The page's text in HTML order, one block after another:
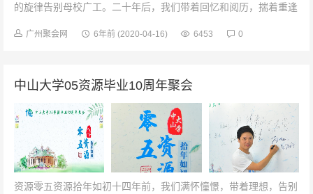
的旋律告别母校广工。二十年后，我们带着回忆和阅历，揣着重逢
广州聚会网 6年前 (2020-04-16) 6453 0
中山大学05资源毕业10周年聚会
资源零五资源拾年如初十四年前，我们满怀憧憬，带着理想，告别